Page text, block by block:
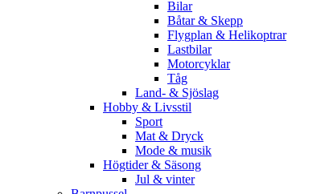
Bilar
Båtar & Skepp
Flygplan & Helikoptrar
Lastbilar
Motorcyklar
Tåg
Land- & Sjöslag
Hobby & Livsstil
Sport
Mat & Dryck
Mode & musik
Högtider & Säsong
Jul & vinter